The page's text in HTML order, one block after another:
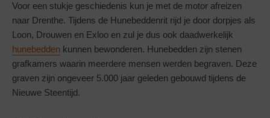
Voor een stukje geschiedenis kun je met de motor afreizen
naar Drenthe. Tijdens de Hunebeddenrit rijd je door dorpjes als
Loon, Drouwen en Exloo en zul je dus ook daadwerkelijk
hunebedden kunnen bewonderen. Hunebedden zijn stenen
grafkamers waarin meerdere mensen werden begraven. Deze
graven zijn ongeveer 5.000 jaar geleden gebouwd tijdens de
Nieuwe Steentijd.